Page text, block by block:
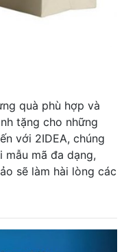
quà phù hợp và
tặng cho những
với 2IDEA, chúng
mã đa dạng,
sẽ làm hài lòng các